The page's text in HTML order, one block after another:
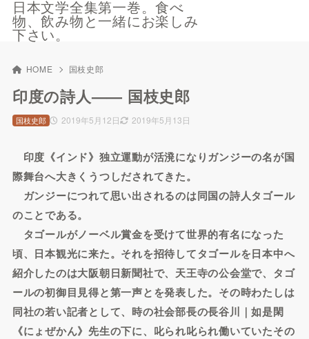
日本文学全集第一巻。食べ
物、飲み物と一緒にお楽しみ
下さい。
HOME 国枝史郎
印度の詩人—— 国枝史郎
2019年5月12日 2019年5月13日
国枝史郎
印度《インド》独立運動が活溌になりガンジーの名が国
際舞台へ大きくうつしだされてきた。
ガンジーにつれて思い出されるのは同国の詩人タゴール
のことである。
タゴールがノーベル賞金を受けて世界的有名になった
頃、日本観光に来た。それを招待してタゴールを日本中へ
紹介したのは大阪朝日新聞社で、天王寺の公会堂で、タゴ
ールの初御目見得と第一声とを発表した。その時わたしは
同社の若い記者として、時の社会部長の長谷川｜如是閑
《にょぜかん》先生の下に、叱られ叱られ働いていたその